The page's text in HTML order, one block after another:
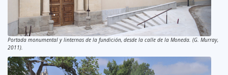
Portada monumental y linternas de la fundición, desde la calle de la Moneda. (G. Murray,
2011).